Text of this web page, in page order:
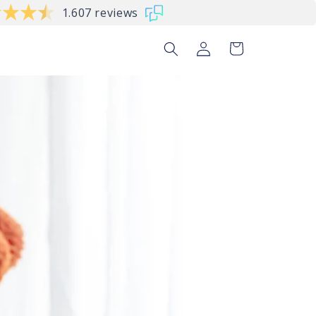
1.607 reviews
InloggenWinkelwagen